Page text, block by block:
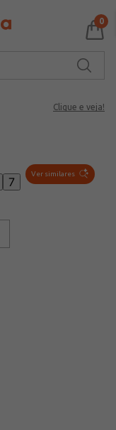
0
Clique e veja!
Ver similares
7